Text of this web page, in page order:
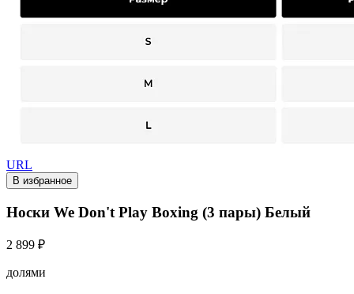
URL
В избранное
Носки We Don't Play Boxing (3 пары) Белый
2 899 ₽
долями